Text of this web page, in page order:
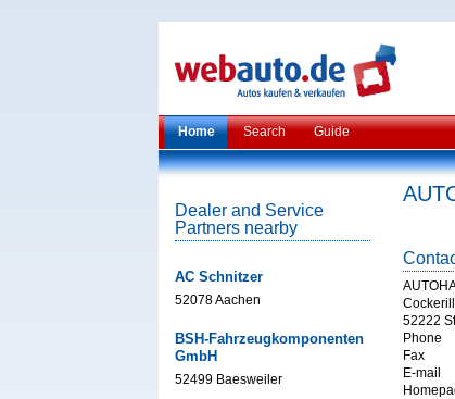
Home Search Guide
Dealer and Service
Partners nearby
AC Schnitzer
52078 Aachen
BSH-Fahrzeugkomponenten
GmbH
52499 Baesweiler
52222
Phone
Fax
E-mail